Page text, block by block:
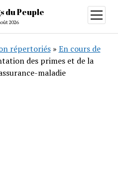
du Peuple
2026
ouvrir
menu
répertoriés» En cours de
des primes et de la
maladie